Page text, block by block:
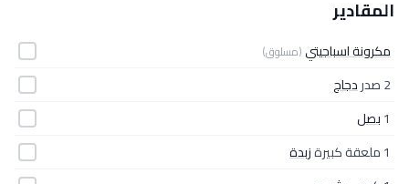
المقادير
مكرونة اسباجيتي (مسلوق)
2 صدر
دجاج
1بصل
1 ملعقة كبيرة
زبدة